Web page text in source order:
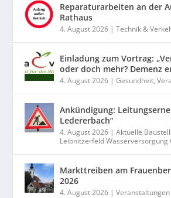
Reparaturarbeiten an der
Rathaus
4. August 2026 |Technik &
Einladung zum Vortrag:
oder doch mehr? Demenz
4. August 2026 |Gesundheit,
Ankündigung:
Ledererbach“
4. August 2026 |Aktuelle
Leibnitzerfeld Wasserversorgung
Markttreiben am
2026
4. August 2026 |Veranstaltungen